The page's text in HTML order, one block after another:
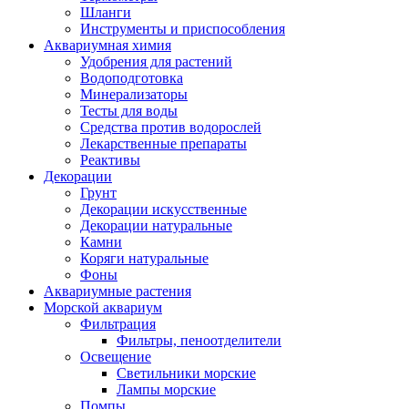
Шланги
Инструменты и приспособления
Аквариумная химия
Удобрения для растений
Водоподготовка
Минерализаторы
Тесты для воды
Средства против водорослей
Лекарственные препараты
Реактивы
Декорации
Грунт
Декорации искусственные
Декорации натуральные
Камни
Коряги натуральные
Фоны
Аквариумные растения
Морской аквариум
Фильтрация
Фильтры, пеноотделители
Освещение
Светильники морские
Лампы морские